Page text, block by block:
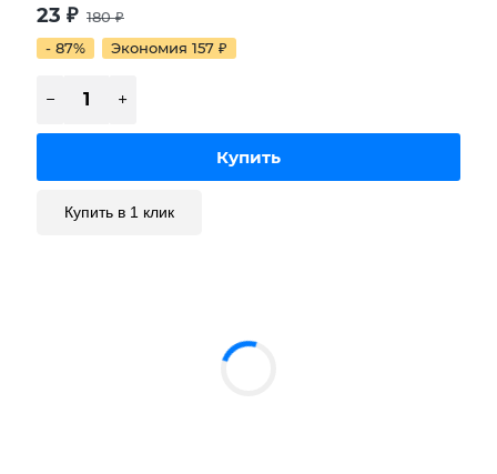
23 ₽ 180₽
- 87%
Экономия 157 ₽
Купить в 1 клик